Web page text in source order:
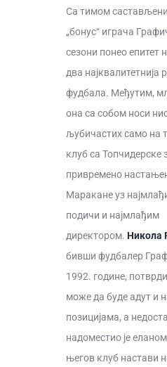
Са тимом
„бонус“ играча
сезони понео епитет
два најквалитетнија
фудбала. Међутим,
она са собом носи
љубичастих само на
клуб са Топчидерске
привремено настањен
Маракане уз
подичи и најмлађим
директором. Никола
бивши фудбалер
1992. године,
може да буде адут и
позицијама, а
надоместио је
његов клуб настави